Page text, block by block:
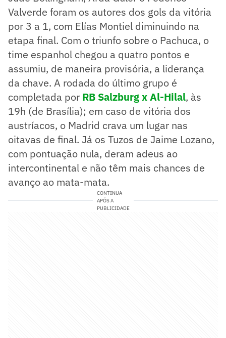
Valverde foram os autores dos gols da vitória
por 3 a 1, com Elías Montiel diminuindo na
etapa final. Com o triunfo sobre o Pachuca, o
time espanhol chegou a quatro pontos e
assumiu, de maneira provisória, a liderança
da chave. A rodada do último grupo é
completada por RB Salzburg x Al-Hilal, às
19h (de Brasília); em caso de vitória dos
austríacos, o Madrid crava um lugar nas
oitavas de final. Já os Tuzos de Jaime Lozano,
com pontuação nula, deram adeus ao
intercontinental e não têm mais chances de
avanço ao mata-mata.
CONTINUA
APÓS A
PUBLICIDADE